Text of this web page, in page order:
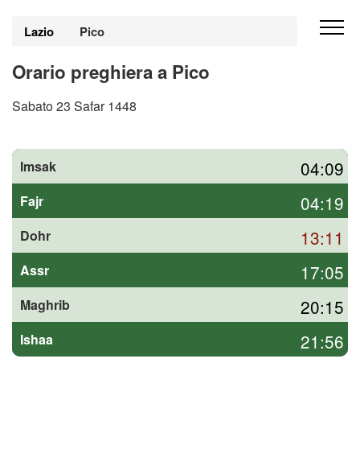
Lazio Pico
Orario preghiera a Pico
Sabato 23 Safar 1448
Imsak 04:09
Fajr 04:19
Dohr 13:11
Assr 17:05
Maghrib 20:15
Ishaa 21:56